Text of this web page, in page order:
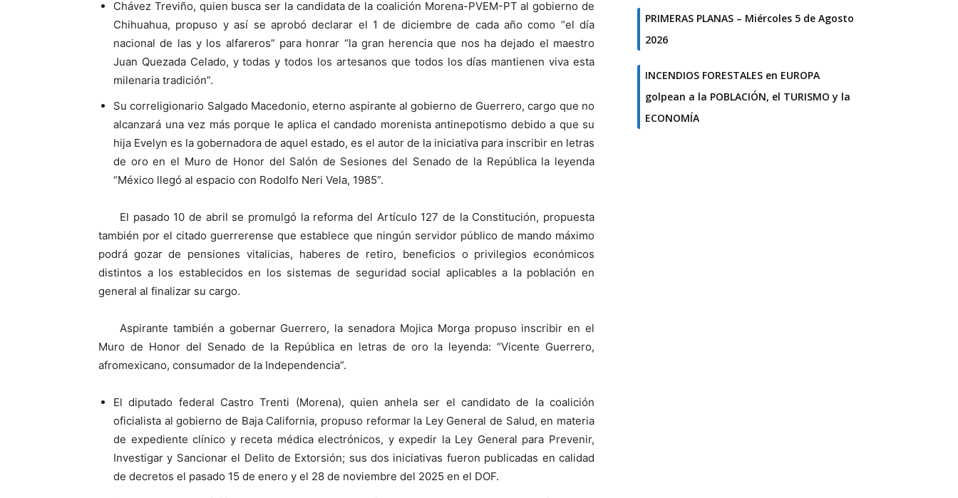
Chávez Treviño, quien busca ser la candidata de la coalición Morena-PVEM-PT al gobierno de
Chihuahua, propuso y así se aprobó declarar el 1 de diciembre de cada año como “el día
nacional de las y los alfareros” para honrar “la gran herencia que nos ha dejado el maestro
Juan Quezada Celado, y todas y todos los artesanos que todos los días mantienen viva esta
milenaria tradición”.
Su correligionario Salgado Macedonio, eterno aspirante al gobierno de Guerrero, cargo que no
alcanzará una vez más porque le aplica el candado morenista antinepotismo debido a que su
hija Evelyn es la gobernadora de aquel estado, es el autor de la iniciativa para inscribir en letras
de oro en el Muro de Honor del Salón de Sesiones del Senado de la República la leyenda
“México llegó al espacio con Rodolfo Neri Vela, 1985”.
El pasado 10 de abril se promulgó la reforma del Artículo 127 de la Constitución, propuesta
también por el citado guerrerense que establece que ningún servidor público de mando máximo
podrá gozar de pensiones vitalicias, haberes de retiro, beneficios o privilegios económicos
distintos a los establecidos en los sistemas de seguridad social aplicables a la población en
general al finalizar su cargo.
Aspirante también a gobernar Guerrero, la senadora Mojica Morga propuso inscribir en el
Muro de Honor del Senado de la República en letras de oro la leyenda: “Vicente Guerrero,
afromexicano, consumador de la Independencia”.
El diputado federal Castro Trenti (Morena), quien anhela ser el candidato de la coalición
oficialista al gobierno de Baja California, propuso reformar la Ley General de Salud, en materia
de expediente clínico y receta médica electrónicos, y expedir la Ley General para Prevenir,
Investigar y Sancionar el Delito de Extorsión; sus dos iniciativas fueron publicadas en calidad
de decretos el pasado 15 de enero y el 28 de noviembre del 2025 en el DOF.
PRIMERAS PLANAS – Miércoles 5 de Agosto
2026
INCENDIOS FORESTALES en EUROPA
golpean a la POBLACIÓN, el TURISMO y la
ECONOMÍA